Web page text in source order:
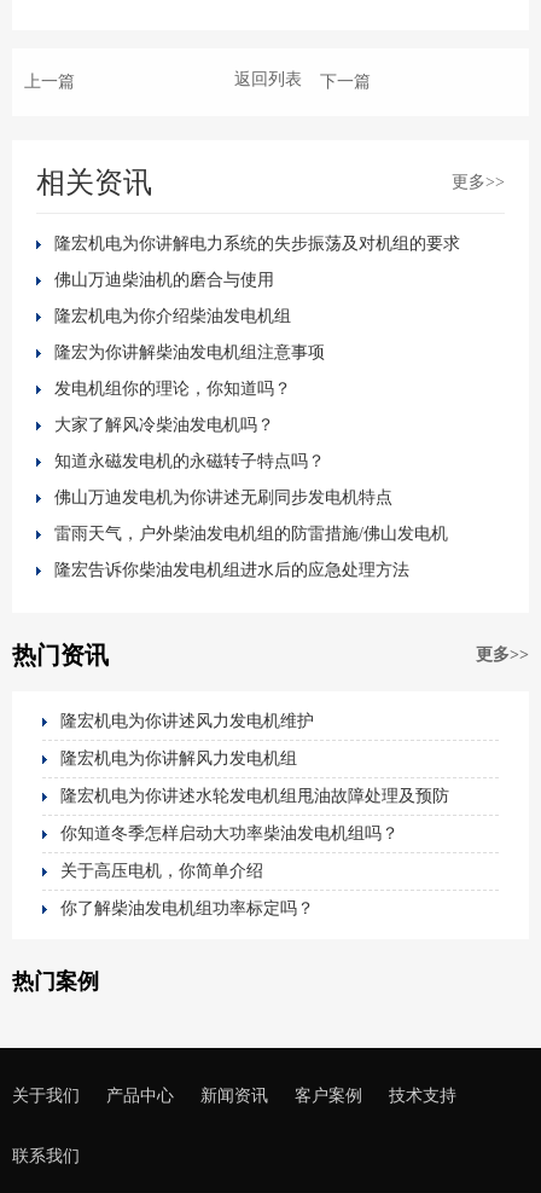
上一篇 下一篇
返回列表
相关资讯 更多>>
隆宏机电为你讲解电力系统的失步振荡及对机组的要求
佛山万迪柴油机的磨合与使用
隆宏机电为你介绍柴油发电机组
隆宏为你讲解柴油发电机组注意事项
发电机组你的理论，你知道吗？
大家了解风冷柴油发电机吗？
知道永磁发电机的永磁转子特点吗？
佛山万迪发电机为你讲述无刷同步发电机特点
雷雨天气，户外柴油发电机组的防雷措施/佛山发电机
隆宏告诉你柴油发电机组进水后的应急处理方法
热门资讯 更多>>
隆宏机电为你讲述风力发电机维护
隆宏机电为你讲解风力发电机组
隆宏机电为你讲述水轮发电机组甩油故障处理及预防
你知道冬季怎样启动大功率柴油发电机组吗？
关于高压电机，你简单介绍
你了解柴油发电机组功率标定吗？
热门案例
关于我们 产品中心 新闻资讯 客户案例 技术支持
联系我们